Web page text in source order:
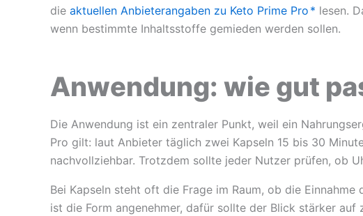
die aktuellen Anbieterangaben zu Keto Prime Pro * lesen.
wenn bestimmte Inhaltsstoffe gemieden werden sollen.
Anwendung: wie gut
Die Anwendung ist ein zentraler Punkt, weil ein
Pro gilt: laut Anbieter täglich zwei Kapseln 15 bis 30
nachvollziehbar. Trotzdem sollte jeder Nutzer prüfen, ob
Bei Kapseln steht oft die Frage im Raum, ob die
ist die Form angenehmer, dafür sollte der Blick stärker